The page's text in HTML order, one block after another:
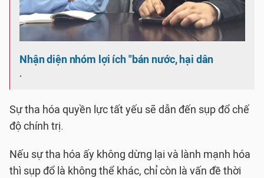
Nhận diện nhóm lợi ích "bán nước, hại dân
.
Sự tha hóa quyền lực tất yếu sẽ dẫn đến sụp đổ chế
độ chính trị.
Nếu sự tha hóa ấy không dừng lại và lành mạnh hóa
thì sụp đổ là không thể khác, chỉ còn là vấn đề thời